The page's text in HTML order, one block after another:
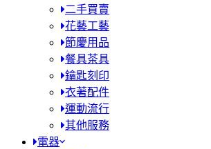
二手買賣
花藝工藝
節慶用品
餐具茶具
鑰匙刻印
衣著配件
運動流行
其他服務
電器